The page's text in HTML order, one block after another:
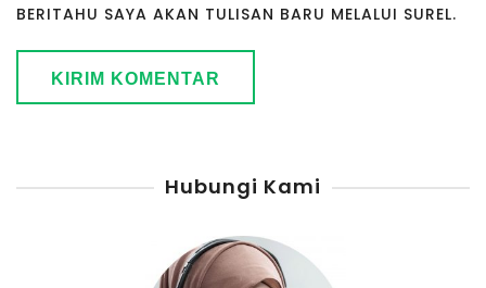
BERITAHU SAYA AKAN TULISAN BARU MELALUI SUREL.
Hubungi Kami